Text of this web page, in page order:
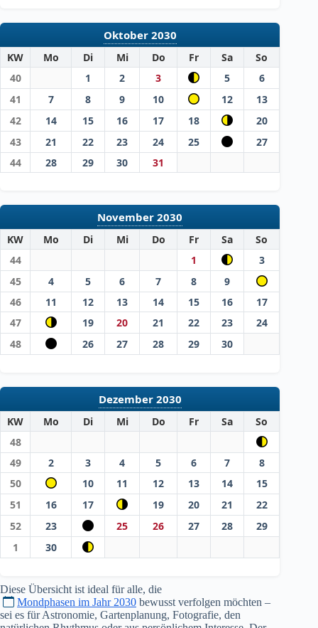
Oktober 2030
KW Mo Di Mi Do Fr Sa
So
40
1 2 3 5
6
41
7 8 9 10 12
13
42
14 15 16 17 18
20
43
21 22 23 24 25
27
44
28 29 30 31
November 2030
KW Mo Di Mi Do Fr Sa
So
44
1
3
45
4 5 6 7 8
9
46
11 12 13 14 15 16
17
47
19 20 21 22 23
24
48
26 27 28 29 30
Dezember 2030
KW Mo Di Mi Do Fr Sa
So
48
49
2 3 4 5 6 7
8
50
10 11 12 13 14
15
51
16 17 19 20 21
22
52
23 25 26 27 28
29
1
30
Diese Übersicht ist ideal für alle, die
Mondphasen im Jahr 2030 bewusst verfolgen möchten –
sei es für Astronomie, Gartenplanung, Fotografie, den